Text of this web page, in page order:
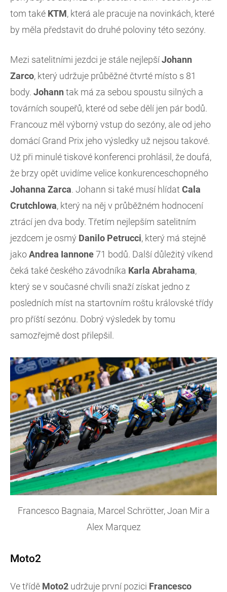
tom také KTM, která ale pracuje na novinkách, které
by měla představit do druhé poloviny této sezóny.
Mezi satelitními jezdci je stále nejlepšíJohann
Zarco, který udržuje průběžné čtvrté místo s 81
body. Johann tak má za sebou spoustu silných a
továrních soupeřů, které od sebe dělí jen pár bodů.
Francouz měl výborný vstup do sezóny, ale od jeho
domácí Grand Prix jeho výsledky už nejsou takové.
Už při minulé tiskové konferenci prohlásil, že doufá,
že brzy opět uvidíme velice konkurenceschopného
Johanna Zarca. Johann si také musí hlídat Cala
Crutchlowa, který na něj v průběžném hodnocení
ztrácí jen dva body. Třetím nejlepším satelitním
jezdcem je osmý Danilo Petrucci, který má stejně
jakoAndrea Iannone71 bodů. Další důležitý víkend
čeká také českého závodníka Karla Abrahama,
který se v současné chvíli snaží získat jedno z
posledních míst na startovním roštu královské třídy
pro příští sezónu. Dobrý výsledek by tomu
samozřejmě dost přilepšil.
Francesco Bagnaia, Marcel Schrötter, Joan Mir a
Alex Marquez
Moto2
Ve třídě Moto2 udržuje první pozici Francesco